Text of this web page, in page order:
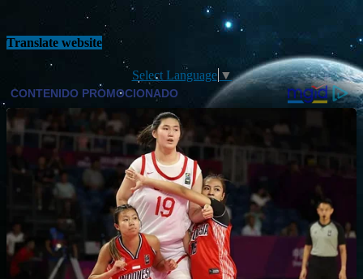
Translate website
Select Language ▼